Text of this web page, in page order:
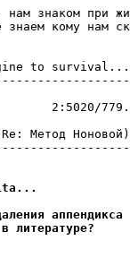
знаком при
знаем кому нам
to survival...
2:5020/
дожили"!
аппендикса
литеpатypе?